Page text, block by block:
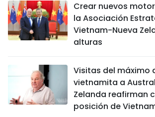
Crear nuevos
la Asociación
Vietnam-Nueva
alturas
Visitas del máximo
vietnamita a
Zelanda reafirman
posición de